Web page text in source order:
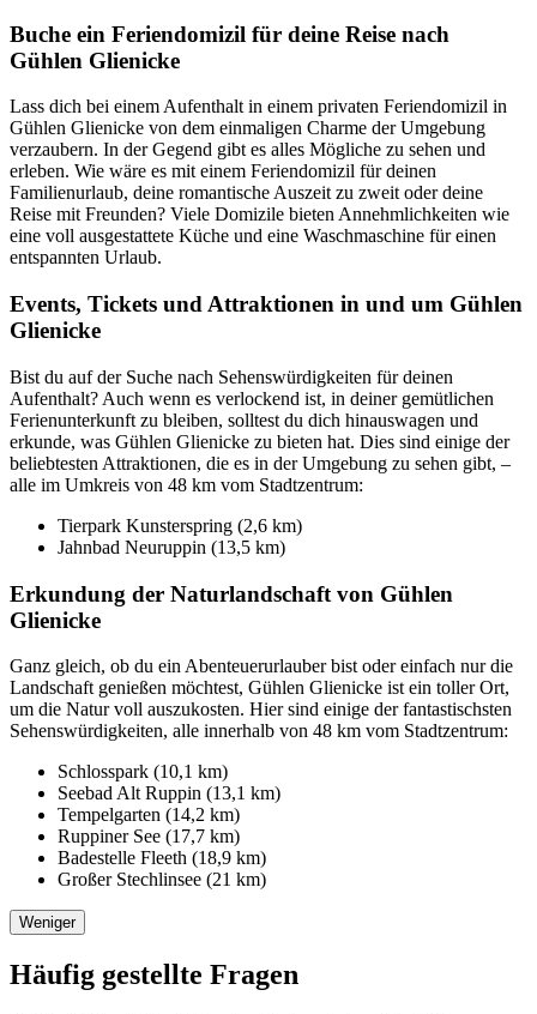
Buche ein Feriendomizil für deine Reise nach
Gühlen Glienicke
Lass dich bei einem Aufenthalt in einem privaten Feriendomizil in
Gühlen Glienicke von dem einmaligen Charme der Umgebung
verzaubern. In der Gegend gibt es alles Mögliche zu sehen und
erleben. Wie wäre es mit einem Feriendomizil für deinen
Familienurlaub, deine romantische Auszeit zu zweit oder deine
Reise mit Freunden? Viele Domizile bieten Annehmlichkeiten wie
eine voll ausgestattete Küche und eine Waschmaschine für einen
entspannten Urlaub.
Events, Tickets und Attraktionen in und um Gühlen
Glienicke
Bist du auf der Suche nach Sehenswürdigkeiten für deinen
Aufenthalt? Auch wenn es verlockend ist, in deiner gemütlichen
Ferienunterkunft zu bleiben, solltest du dich hinauswagen und
erkunde, was Gühlen Glienicke zu bieten hat. Dies sind einige der
beliebtesten Attraktionen, die es in der Umgebung zu sehen gibt, –
alle im Umkreis von 48 km vom Stadtzentrum:
Tierpark Kunsterspring (2,6 km)
Jahnbad Neuruppin (13,5 km)
Erkundung der Naturlandschaft von Gühlen
Glienicke
Ganz gleich, ob du ein Abenteuerurlauber bist oder einfach nur die
Landschaft genießen möchtest, Gühlen Glienicke ist ein toller Ort,
um die Natur voll auszukosten. Hier sind einige der fantastischsten
Sehenswürdigkeiten, alle innerhalb von 48 km vom Stadtzentrum:
Schlosspark (10,1 km)
Seebad Alt Ruppin (13,1 km)
Tempelgarten (14,2 km)
Ruppiner See (17,7 km)
Badestelle Fleeth (18,9 km)
Großer Stechlinsee (21 km)
Weniger
Häufig gestellte Fragen